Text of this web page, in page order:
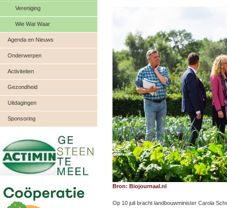
Vereniging
Wie Wat Waar
Agenda en Nieuws
Onderwerpen
Activiteiten
Gezondheid
Uitdagingen
Sponsoring
Bron: Biojournaal.nl
Op 10 juli bracht landbouwminister Carola